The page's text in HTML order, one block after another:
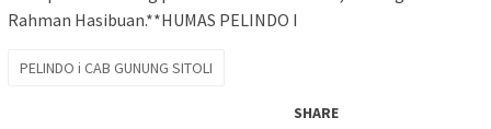
Rahman Hasibuan.**HUMAS PELINDO I
PELINDO i CAB GUNUNG SITOLI
SHARE